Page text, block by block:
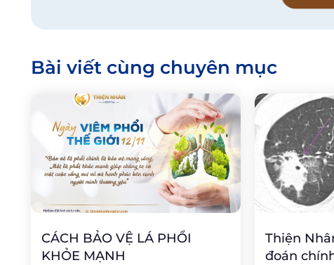
Bài viết cùng chuyên mục
CÁCH BẢO VỆ LÁ PHỔI
KHỎE MẠNH
Thiện
đoán